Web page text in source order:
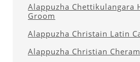
Alappuzha Chettikulangara
Groom
Alappuzha Christain Latin
Alappuzha Christian